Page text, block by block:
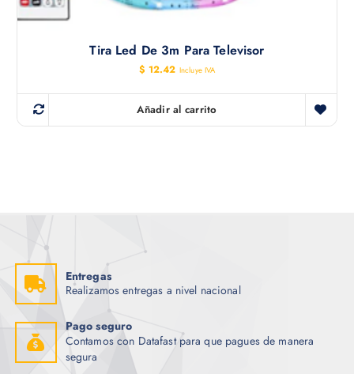
Tira Led De 3m Para Televisor
$ 12.42 Incluye IVA
Añadir al carrito
Entregas
Realizamos entregas a nivel nacional
Pago seguro
Contamos con Datafast para que pagues de manera
segura